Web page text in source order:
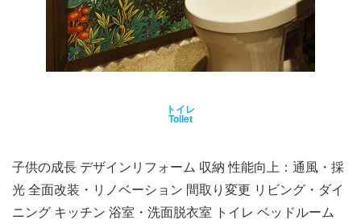
トイレ
Toilet
子供の成長 デザインリフォーム 収納 性能向上：通風・採
光 全面改装・リノベーション 間取り変更 リビング・ダイ
ニング キッチン 浴室・洗面脱衣室 トイレ ベッドルーム